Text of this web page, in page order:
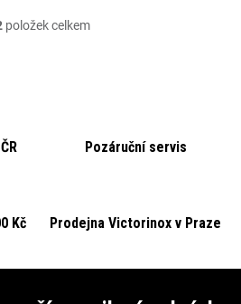
O
v
k
položek celkem
Pozáruční servis
Kč Prodejna Victorinox v Praze